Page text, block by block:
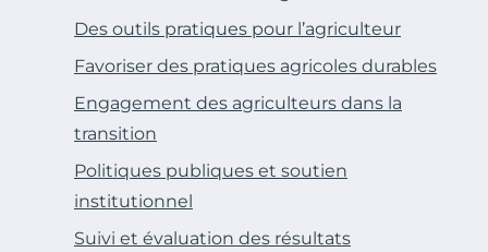
Des outils pratiques pour l’agriculteur
Favoriser des pratiques agricoles durables
Engagement des agriculteurs dans la
transition
Politiques publiques et soutien
institutionnel
Suivi et évaluation des résultats